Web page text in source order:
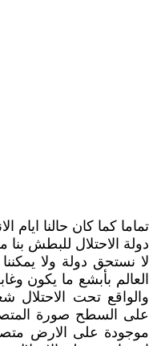
تماما كما كان حالنا
دولة الاحتلال للبطش بنا
لا نستحق دولة ولا
العالم بأبشع ما يكون
والواقع تحت الاحتلال
على السطح صورة
موجودة على الارض